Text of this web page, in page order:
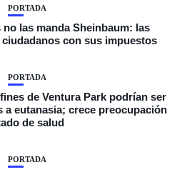
PORTADA
no las manda Sheinbaum: las
ciudadanos con sus impuestos
PORTADA
de Ventura Park podrían ser
a eutanasia; crece preocupación
de salud
PORTADA